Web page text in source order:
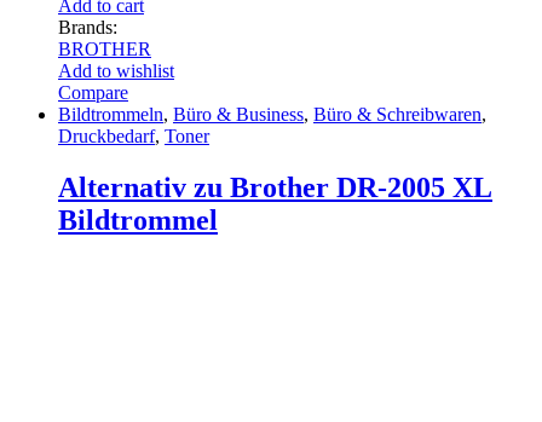
Add to cart
Brands:
BROTHER
Add to wishlist
Compare
Bildtrommeln, Büro & Business, Büro & Schreibwaren,
Druckbedarf, Toner
Alternativ zu Brother DR-2005 XL
Bildtrommel